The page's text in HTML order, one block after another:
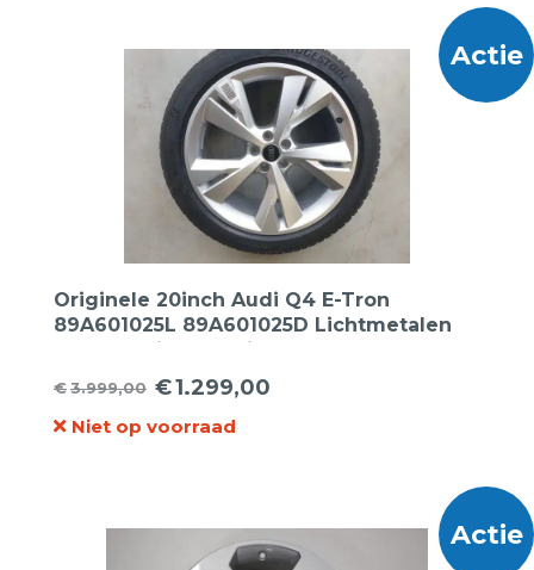
Actie
Originele 20inch Audi Q4 E-Tron
89A601025L 89A601025D Lichtmetalen
velgen 20inch + Bridgestone 235 50 20
en 255 45 20 LM005 AO winterbanden.
€3.999,00
Oorspronkelijke
prijs
€1.299,00
Huidige
prijs
Niet op voorraad
Actie